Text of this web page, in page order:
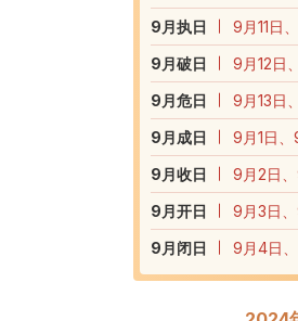
9 月执日
9月11日
9 月破日
9月12日
9 月危日
9月13日
9 月成日
9月1日
9 月收日
9月2日
9 月开日
9月3日
9 月闭日 9月4日